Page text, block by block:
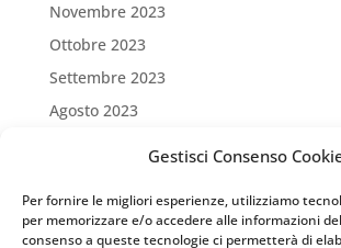
Gestisci Consenso
Per fornire le migliori esperienze, utilizziamo
per memorizzare e/o accedere alle informazioni
consenso a queste tecnologie ci permetterà di
Novembre 2023
Ottobre 2023
Settembre 2023
Agosto 2023
Maggio 2023
Aprile 2023